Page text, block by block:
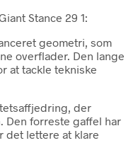
Stance 29 1:
geometri, som
overflader. Den lange
at tackle tekniske
der
forreste gaffel har
det lettere at klare